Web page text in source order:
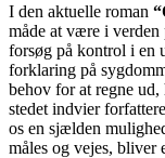
I den aktuelle roman
måde at være i
forsøg på kontrol i en
forklaring på
behov for at regne
stedet indvier
os en sjælden
måles og vejes, bliver